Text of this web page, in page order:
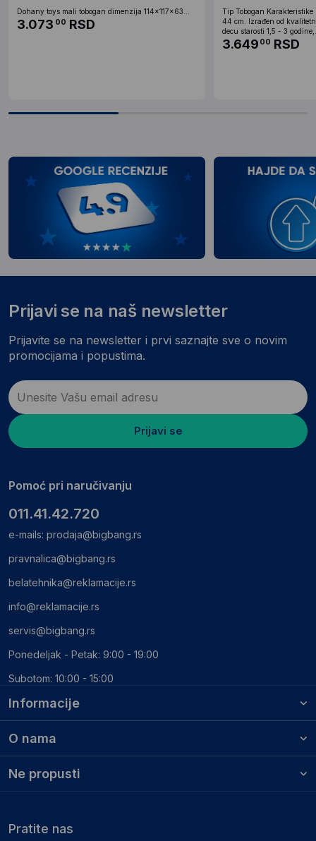
Dohany toys mali tobogan dimenzija 114x117x63...
3.073 00 RSD
Tip Tobogan
44 cm. Izrađen od
decu starosti 1,5 - 3
3.649 00 RSD
Informacije
O nama
Ne propusti
Prijavi se na naš newsletter
Prijavite se na newsletter i prvi saznajte sve o novim
promocijama i popustima.
Prijavi se
Pomoć pri naručivanju
011.41.42.720
e-mails: prodaja@bigbang.rs
pravnalica@bigbang.rs
belatehnika@reklamacije.rs
info@reklamacije.rs
servis@bigbang.rs
Ponedeljak - Petak: 9:00 - 19:00
Subotom: 10:00 - 15:00
Pratite nas